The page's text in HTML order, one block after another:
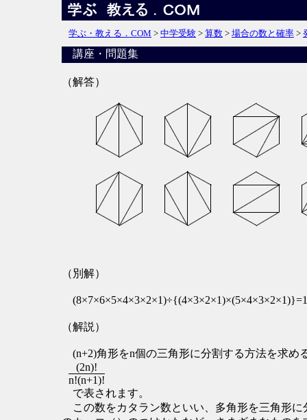
学ぶ・教える．COM > 中学受験 > 算数 > 場合の数と確率 >
講座・問題集
（解答）
（別解）
（解説）
(n+2)角形をn個の三角形に分割する方法を求め
(2n)!
n!(n+1)!
で表されます。
この数をカタラン数といい、多角形を三角形に